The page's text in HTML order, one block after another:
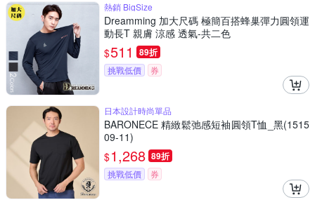
熱銷 BigSize
Dreamming 加大尺碼 極簡百搭蜂巢彈力圓領運
動長T 親膚 涼感 透氣-共二色
$511 89折
挑戰低價 券
日本設計時尚單品
BARONECE 精緻鬆弛感短袖圓領T恤_黑(1515
09-11)
$1,268 89折
挑戰低價 券